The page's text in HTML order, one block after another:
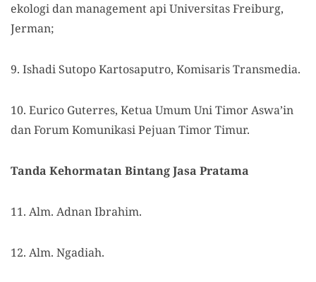
ekologi dan management api Universitas Freiburg,
Jerman;
9. Ishadi Sutopo Kartosaputro, Komisaris Transmedia.
10. Eurico Guterres, Ketua Umum Uni Timor Aswa’in
dan Forum Komunikasi Pejuan Timor Timur.
Tanda Kehormatan Bintang Jasa Pratama
11. Alm. Adnan Ibrahim.
12. Alm. Ngadiah.